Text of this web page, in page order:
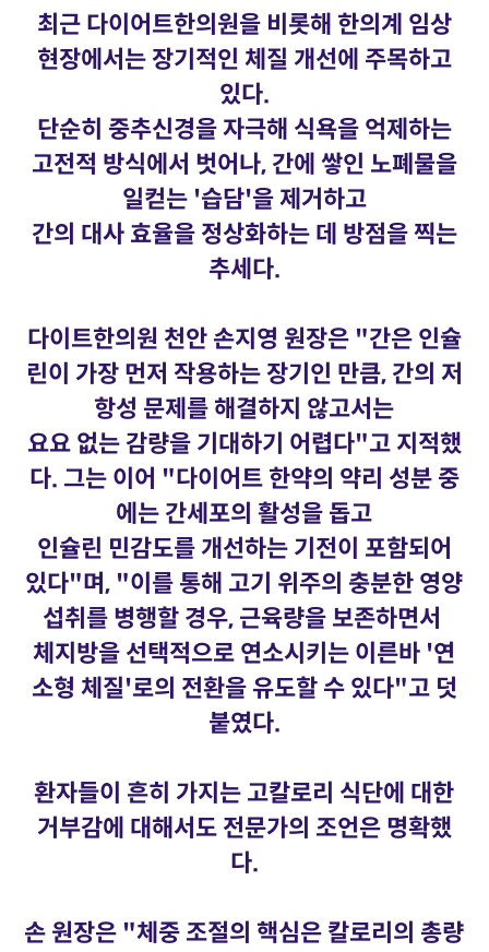
최근 다이어트한의원을 비롯해 한의계 임상
현장에서는 장기적인 체질 개선에 주목하고
있다.
단순히 중추신경을 자극해 식욕을 억제하는
고전적 방식에서 벗어나, 간에 쌓인 노폐물을
일컫는 '습담'을 제거하고
간의 대사 효율을 정상화하는 데 방점을 찍는
추세다.
다이트한의원 천안 손지영 원장은 "간은 인슐
린이 가장 먼저 작용하는 장기인 만큼, 간의 저
항성 문제를 해결하지 않고서는
요요 없는 감량을 기대하기 어렵다"고 지적했
다. 그는 이어 "다이어트 한약의 약리 성분 중
에는 간세포의 활성을 돕고
인슐린 민감도를 개선하는 기전이 포함되어
있다"며, "이를 통해 고기 위주의 충분한 영양
섭취를 병행할 경우, 근육량을 보존하면서
체지방을 선택적으로 연소시키는 이른바 '연
소형 체질'로의 전환을 유도할 수 있다"고 덧
붙였다.
환자들이 흔히 가지는 고칼로리 식단에 대한
거부감에 대해서도 전문가의 조언은 명확했
다.
손 원장은 "체중 조절의 핵심은 칼로리의 총량